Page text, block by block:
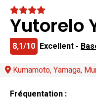
Yutorelo
8,1/10 Excellent -
Kumamoto, Yamaga,
Fréquentation :